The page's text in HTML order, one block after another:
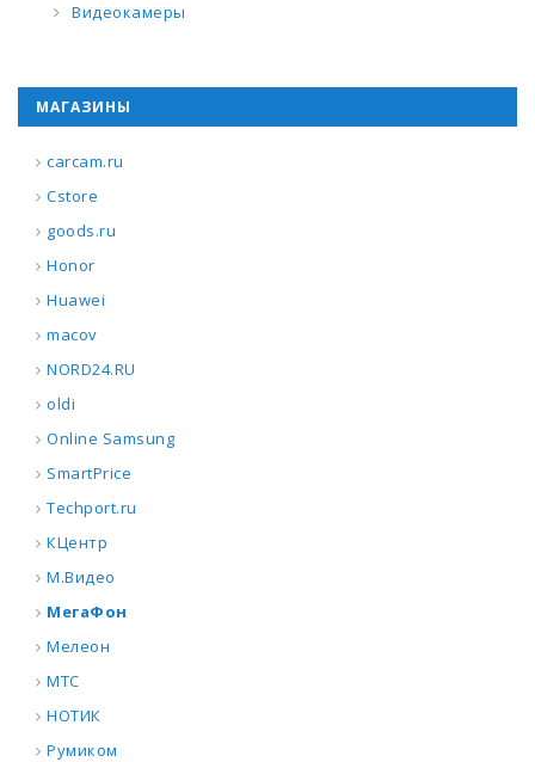
Видеокамеры
МАГАЗИНЫ
carcam.ru
Cstore
goods.ru
Honor
Huawei
macov
NORD24.RU
oldi
Online Samsung
SmartPrice
Techport.ru
КЦентр
М.Видео
МегаФон
Мелеон
МТС
НОТИК
Румиком